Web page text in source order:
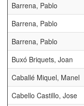
Barrena, Pablo
Barrena, Pablo
Barrena, Pablo
Buxó Briquets, Joan
Caballé Miquel, Manel
Cabello Castillo, Jose